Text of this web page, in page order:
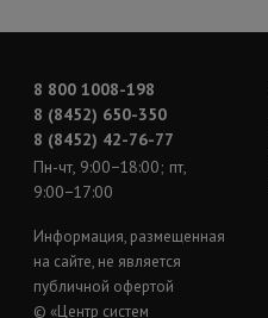
8 800 1008-198
8 (8452) 650-350
8 (8452) 42-76-77
Пн-чт, 9:00−18:00; пт,
9:00−17:00
Информация, размещенная
на сайте, не является
публичной офертой
© «Центр систем